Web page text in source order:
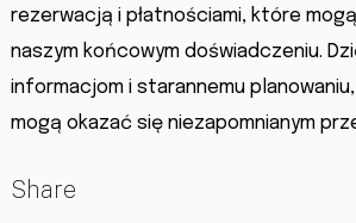
rezerwacją i płatnościami, które
naszym końcowym doświadczeniu.
informacjom i starannemu
mogą okazać się niezapomnianym
Share